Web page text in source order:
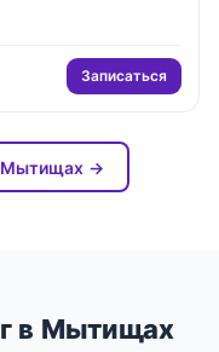
Записаться
Мытищах →
в Мытищах